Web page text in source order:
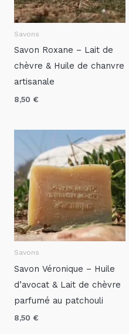
Savons
Savon Roxane – Lait de
chèvre & Huile de chanvre
artisanale
8,50 €
Savons
Savon Véronique – Huile
d’avocat & Lait de chèvre
parfumé au patchouli
8,50 €